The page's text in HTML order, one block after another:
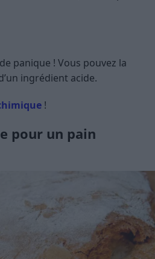
panique ! Vous pouvez la
ingrédient acide.
!
pour un pain